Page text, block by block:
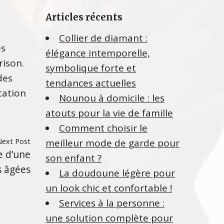
Post
d’une
r
h
e
r
Articles récents
Collier de diamant :
élégance intemporelle,
symbolique forte et
tendances actuelles
Nounou à domicile : les
atouts pour la vie de famille
Comment choisir le
meilleur mode de garde pour
son enfant ?
La doudoune légère pour
un look chic et confortable !
Services à la personne :
une solution complète pour